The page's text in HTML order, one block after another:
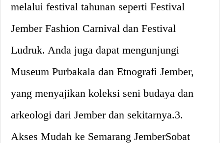
melalui festival tahunan seperti Festival
Jember Fashion Carnival dan Festival
Ludruk. Anda juga dapat mengunjungi
Museum Purbakala dan Etnografi Jember,
yang menyajikan koleksi seni budaya dan
arkeologi dari Jember dan sekitarnya.3.
Akses Mudah ke Semarang JemberSobat